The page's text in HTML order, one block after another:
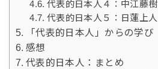
代表的日本人４：中江藤樹
代表的日本人５：日蓮上人
「代表的日本人」からの学び
感想
代表的日本人：まとめ